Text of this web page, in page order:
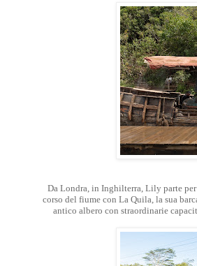
Da Londra, in Inghilterra, Lily parte
corso del fiume con La Quila, la sua
antico albero con straordinarie